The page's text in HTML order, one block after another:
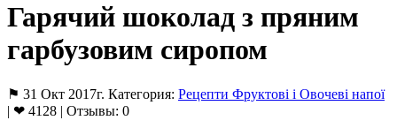
Гарячий шоколад з пряним
гарбузовим сиропом
⚑ 31 Окт 2017г. Категория: Рецепти Фруктові і Овочеві напої
| ❤ 4128 | Отзывы: 0